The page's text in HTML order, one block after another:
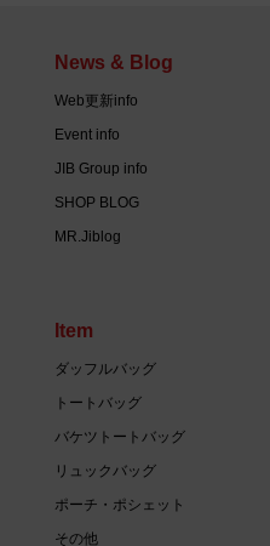
News & Blog
Web更新info
Event info
JIB Group info
SHOP BLOG
MR.Jiblog
Item
ダッフルバッグ
トートバッグ
バケツトートバッグ
リュックバッグ
ポーチ・ポシェット
その他